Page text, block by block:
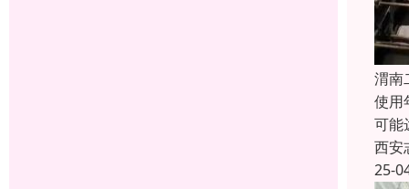
渭南
使用
可能
西安
25-